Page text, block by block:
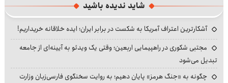
شاید ندیده باشید
آشکارترین اعتراف آمریکا به شکست در برابر ایران؛ ایده خلاقانه خریداریم!
مجتبی شکوری در راهپیمایی اربعین؛ وقتی یک ویدئو به آیینه‌ای از جامعه
تبدیل می‌شود
چگونه به «جنگ هرمز» پایان دهیم؛ به روایت سخنگوی فارسی‌زبان وزارت